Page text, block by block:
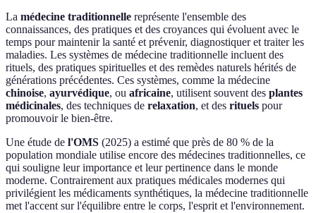
La médecine traditionnelle représente l'ensemble des
connaissances, des pratiques et des croyances qui évoluent avec le
temps pour maintenir la santé et prévenir, diagnostiquer et traiter les
maladies. Les systèmes de médecine traditionnelle incluent des
rituels, des pratiques spirituelles et des remèdes naturels hérités de
générations précédentes. Ces systèmes, comme la médecine
chinoise, ayurvédique, ou africaine, utilisent souvent des plantes
médicinales, des techniques de relaxation, et des rituels pour
promouvoir le bien-être.
Une étude de l'OMS (2025) a estimé que près de 80 % de la
population mondiale utilise encore des médecines traditionnelles, ce
qui souligne leur importance et leur pertinence dans le monde
moderne. Contrairement aux pratiques médicales modernes qui
privilégient les médicaments synthétiques, la médecine traditionnelle
met l'accent sur l'équilibre entre le corps, l'esprit et l'environnement.